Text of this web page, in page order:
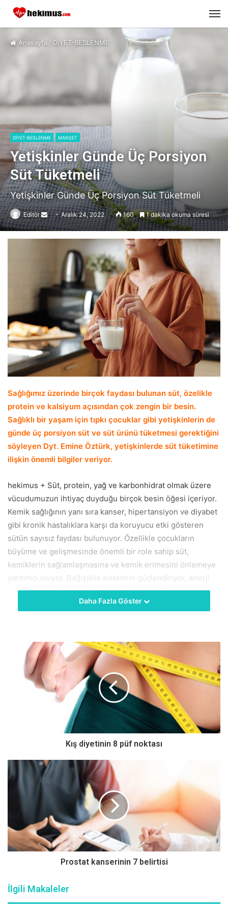
Anasayfa / DİYET-BESLENME
DİYET-BESLENME MANŞET
Yetişkinler Günde Üç Porsiyon
Süt Tüketmeli
Yetişkinler Günde Üç Porsiyon Süt Tüketmeli
Editör
Send
an
email
Aralık 24, 2022 160 1 dakika okuma süresi
Sağlığımız üzerinde birçok faydası bulunan süt, özelikle
protein ve kalsiyum açısından çok zengin bir besin.
Sağlıklı bir yaşam için tıpkı çocuklar gibi yetişkinlerin de
günde üç porsiyon süt ve süt ürünü tüketmesi gerektiğini
söyleyen Dyt. Emine Öztürk, yetişkinlerde süt tüketimine
ilişkin önemli bilgiler veriyor.
hekimus + Süt, protein, yağ ve karbonhidrat olmak üzere
vücudumuzun ihtiyaç duyduğu birçok besin öğesi içeriyor.
Kemik sağlığının yanı sıra kanser, hipertansiyon ve diyabet
gibi kronik hastalıklara karşı da koruyucu etki gösteren
sütün sayısız faydası bulunuyor. Özellikle çocukların
büyüme ve gelişmesinde önemli bir role sahip süt,
kemiklerin sağlamlaşmasına ve kemik erimesini önlemeye
yardımcı oluyor. Bağışıklık sistemini güçlendiriyor, enerji
veriyor, kalp hastalıklarına karşı koruma sağlıyor.
Yaşlanmayı geciktiriyor, sindirim sistemini koruyor. Süt, her
yetişkinler için ne kadar faydalı? BU sorunun yanıtını Dyt.
Emine Öztürk, veriyor. Sütün, diğer besinlerin sınırlı
miktarda sağladığı kalsiyum, fosfor ve magnezyum gibi
önemli mineralleri içerdiğini söyleyen Dyt. Emine Öztürk,
yetişkinlerin günde en az üç porsiyon süt ve süt ürünü
tüketmesi gerektiğinin altını çiziyor. Süt ürünlerinin zengin
bir kalsiyum kaynağı olduğunu belirten Dyt. Öztürk, “Yeterli
zayıflar ve kırılmaya yatkın hale gelir. Ulusal Osteoporoz
Vakfı, kemik kaybını ve osteoporozu önlemek için yeterli
kalsiyum tüketimi ve D vitamini öneriyor” diyor.
İntoleransınız veya alerjiniz yoksa mutlaka süt tüketin
Yapılan araştırmalar süt ve süt ürünlerinin özellikle de
yoğurt tüketiminin, kemik sağlığı üzerindeki olumlu
göstergesi olan A1C seviyelerini düşürmek için Akdeniz
Daha Fazla Göster
Kış diyetinin 8 püf noktası
Prostat kanserinin 7 belirtisi
İlgili Makaleler